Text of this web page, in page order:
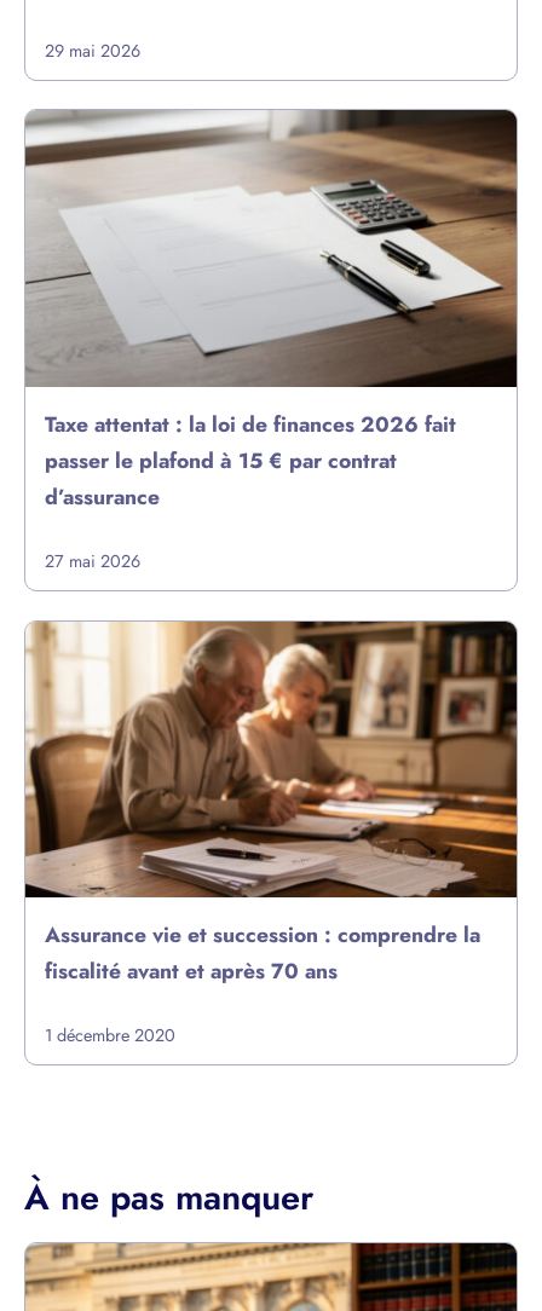
29 mai 2026
Taxe attentat : la loi de finances 2026 fait
passer le plafond à 15 € par contrat
d’assurance
27 mai 2026
Assurance vie et succession : comprendre la
fiscalité avant et après 70 ans
1 décembre 2020
À ne pas manquer